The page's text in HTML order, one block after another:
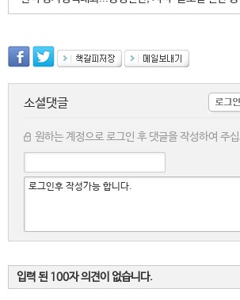
소셜댓글
원하는 계정으로 로그인 후 댓글을 작성하여 주
입력 된 100자 의견이 없습니다.